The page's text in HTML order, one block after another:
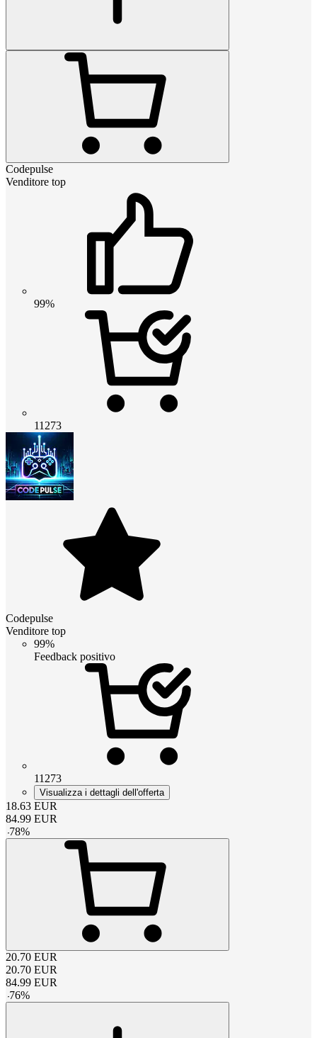
Codepulse
Venditore top
99%
11273
Codepulse
Venditore top
99%
Feedback positivo
11273
Visualizza i dettagli dell'offerta
18.63 EUR
84.99 EUR
-78%
20.70 EUR
20.70 EUR
84.99 EUR
-76%